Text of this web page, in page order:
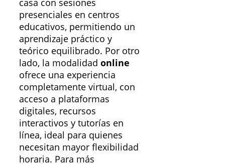
presenciales en centros
educativos, permitiendo un
aprendizaje práctico y
teórico equilibrado. Por otro
lado, la modalidad online
ofrece una experiencia
completamente virtual, con
acceso a plataformas
digitales, recursos
interactivos y tutorías en
línea, ideal para quienes
necesitan mayor flexibilidad
horaria. Para más